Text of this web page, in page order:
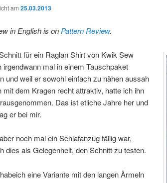
am 25.03.2013
in English is on Pattern Review.
für ein Raglan Shirt von Kwik Sew
irgendwann mal in einem Tauschpaket
und weil er sowohl einfach zu nähen aussah
mit dem Kragen recht attraktiv, hatte ich ihn
Das ist etliche Jahre her und
er bei mir.
noch mal ein Schlafanzug fällig war,
dies als Gelegenheit, den Schnitt zu testen.
eine Variante mit den langen Ärmeln